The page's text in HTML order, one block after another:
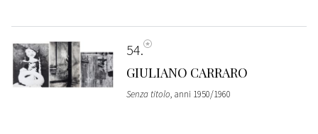
54
GIULIANO CARRARO
Senza titolo, anni 1950/1960